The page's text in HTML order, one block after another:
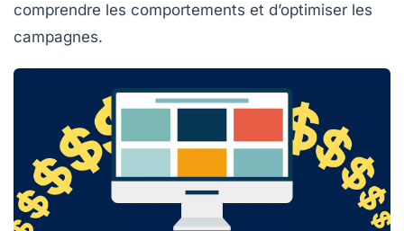
comprendre les comportements et d’optimiser les
campagnes.